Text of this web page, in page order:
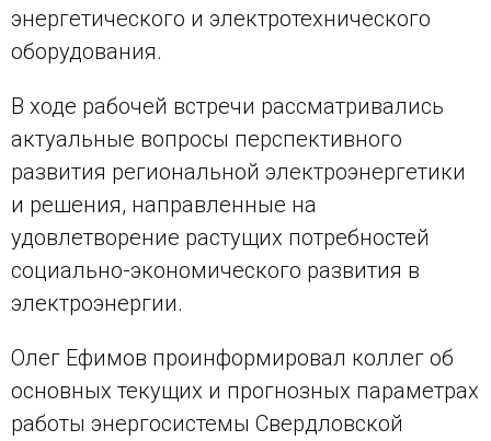
энергетического и электротехнического
оборудования.
В ходе рабочей встречи рассматривались
актуальные вопросы перспективного
развития региональной электроэнергетики
и решения, направленные на
удовлетворение растущих потребностей
социально-экономического развития в
электроэнергии.
Олег Ефимов проинформировал коллег об
основных текущих и прогнозных параметрах
работы энергосистемы Свердловской